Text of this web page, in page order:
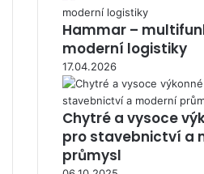
Hammar –
moderní logistiky
17.04.2026
Chytré a vysoce
pro stavebnictví a
průmysl